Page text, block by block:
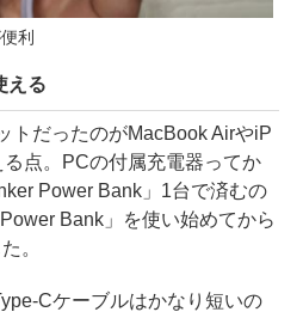
利
える
トだったのがMacBook AirやiP
点。PCの付属充電器ってか
Power Bank」1台で済むの
Bank」を使い始めてから
。
Cケーブルはかなり短いの